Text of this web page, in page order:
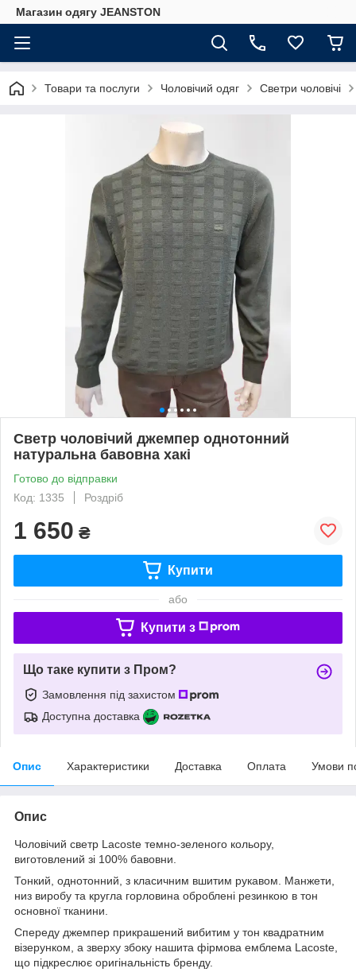
Магазин одягу JEANSTON
Товари та послуги Чоловічий одяг Светри чоловічі
Светр чоловічий джемпер однотонний
натуральна бавовна хакі
Готово до відправки
Код: 1335
Роздріб
1 650 ₴
Купити
або
Купити з
Що таке купити з Пром?
Замовлення під захистом
Доступна доставка
Опис Характеристики Доставка Оплата Умови
Опис
Чоловічий светр Lacoste темно-зеленого кольору,
виготовлений зі 100% бавовни.
Тонкий, однотонний, з класичним вшитим рукавом. Манжети,
низ виробу та кругла горловина оброблені резинкою в тон
основної тканини.
Спереду джемпер прикрашений вибитим у тон квадратним
візерунком, а зверху збоку нашита фірмова емблема Lacoste,
що підкреслює оригінальність бренду.